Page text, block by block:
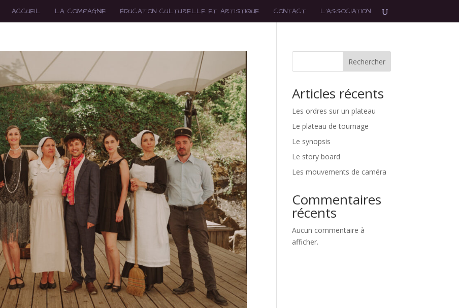
ACCUEIL LA COMPAGNIE ÉDUCATION CULTURELLE ET ARTISTIQUE CONTACT L’ASSOCIATION
Rechercher
Articles récents
Les ordres sur un plateau
Le plateau de tournage
Le synopsis
Le story board
Les mouvements de caméra
Commentaires
récents
Aucun commentaire à
afficher.